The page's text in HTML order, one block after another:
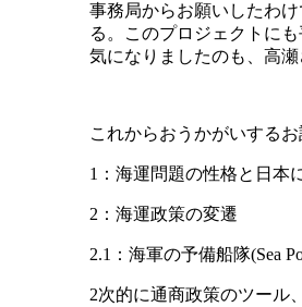
事務局からお願いしたわ
る。このプロジェクトに
気になりましたのも、高
これからおうかがいする
1：海運問題の性格と日本
2：海運政策の変遷
2.1：海軍の予備船隊(Sea
2次的に通商政策のツール